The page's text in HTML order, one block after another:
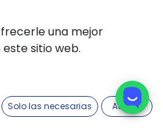
una mejor
sitio web.
Solo las necesarias Acepto